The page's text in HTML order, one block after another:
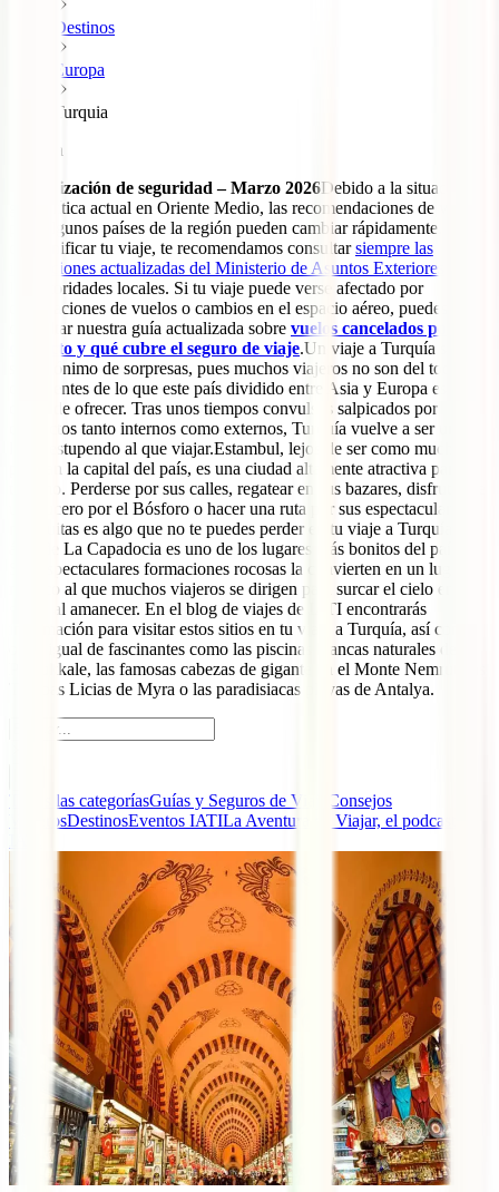
Destinos
Europa
Turquia
Turquía
Actualización de seguridad – Marzo 2026Debido a la situación
geopolítica actual en Oriente Medio, las recomendaciones de viaje
para algunos países de la región pueden cambiar rápidamente. Antes
de planificar tu viaje, te recomendamos consultarsiempre las
indicaciones actualizadas del Ministerio de Asuntos Exteriores
las autoridades locales. Si tu viaje puede verse afectado por
cancelaciones de vuelos o cambios en el espacio aéreo, puedes
consultar nuestra guía actualizada sobre vuelos cancelados por el
conflicto y qué cubre el seguro de viaje.Un viaje a Turquía suele
ser sinónimo de sorpresas, pues muchos viajeros no son del todo
conscientes de lo que este país dividido entre Asia y Europa es
capaz de ofrecer. Tras unos tiempos convulsos salpicados por
conflictos tanto internos como externos, Turquía vuelve a ser un
lugar estupendo al que viajar.Estambul, lejos de ser como muchos
piensan la capital del país, es una ciudad altamente atractiva para el
turismo. Perderse por sus calles, regatear en sus bazares, disfrutar de
un crucero por el Bósforo o hacer una ruta por sus espectaculares
mezquitas es algo que no te puedes perder en tu viaje a Turquía.El
área de La Capadocia es uno de los lugares más bonitos del país.
Sus espectaculares formaciones rocosas la convierten en un lugar
mágico al que muchos viajeros se dirigen para surcar el cielo en
globo al amanecer. En el blog de viajes de IATI encontrarás
información para visitar estos sitios en tu viaje a Turquía, así como
otros igual de fascinantes como las piscinas blancas naturales de
Pamukkale, las famosas cabezas de gigante en el Monte Nemrut, las
Tumbas Licias de Myra o las paradisiacas playas de Antalya.
Todas las categoríasGuías y Seguros de Viaje
Consejos
ViajerosDestinosEventos IATILa Aventura de Viajar, el podcast de